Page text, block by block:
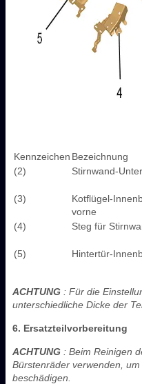
Kennzeichen Bezeichnung
(2)
Stirnwand-
(3)
Kotflügel-
vorne
(4) Steg für
(5) Hintertür-
ACHTUNG : Für die
unterschiedliche Dicke der
6. Ersatzteilvorbereitung
ACHTUNG : Beim Reinigen
Bürstenräder verwenden,
beschädigen.